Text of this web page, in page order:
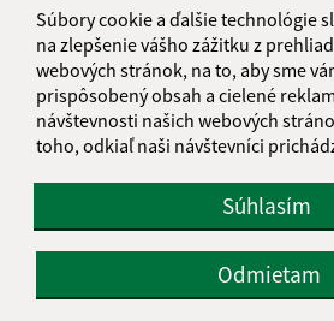
Súbory cookie a ďalšie technológie
na zlepšenie vášho zážitku z
webových stránok, na to, aby sme
prispôsobený obsah a cielené
návštevnosti našich webových
toho, odkiaľ naši návštevníci
Súhlasím
Odmietam